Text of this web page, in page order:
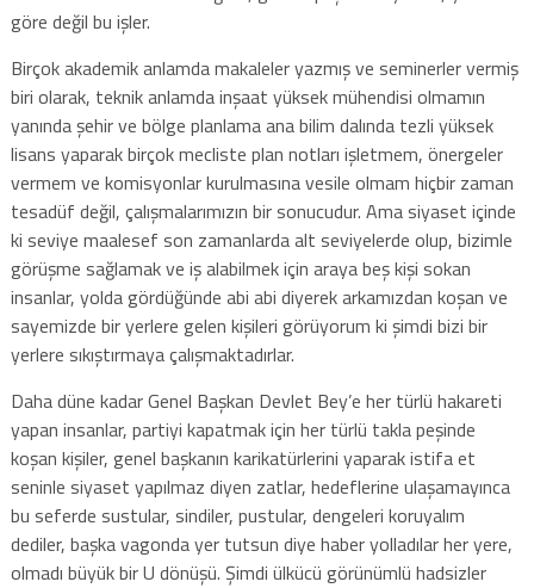
göre değil bu işler.
Birçok akademik anlamda makaleler yazmış ve seminerler vermiş
biri olarak, teknik anlamda inşaat yüksek mühendisi olmamın
yanında şehir ve bölge planlama ana bilim dalında tezli yüksek
lisans yaparak birçok mecliste plan notları işletmem, önergeler
vermem ve komisyonlar kurulmasına vesile olmam hiçbir zaman
tesadüf değil, çalışmalarımızın bir sonucudur. Ama siyaset içinde
ki seviye maalesef son zamanlarda alt seviyelerde olup, bizimle
görüşme sağlamak ve iş alabilmek için araya beş kişi sokan
insanlar, yolda gördüğünde abi abi diyerek arkamızdan koşan ve
sayemizde bir yerlere gelen kişileri görüyorum ki şimdi bizi bir
yerlere sıkıştırmaya çalışmaktadırlar.
Daha düne kadar Genel Başkan Devlet Bey’e her türlü hakareti
yapan insanlar, partiyi kapatmak için her türlü takla peşinde
koşan kişiler, genel başkanın karikatürlerini yaparak istifa et
seninle siyaset yapılmaz diyen zatlar, hedeflerine ulaşamayınca
bu seferde sustular, sindiler, pustular, dengeleri koruyalım
dediler, başka vagonda yer tutsun diye haber yolladılar her yere,
olmadı büyük bir U dönüşü. Şimdi ülkücü görünümlü hadsizler